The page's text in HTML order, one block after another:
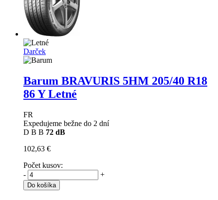
Darček
Barum BRAVURIS 5HM 205/40 R18
86 Y Letné
FR
Expedujeme bežne do 2 dní
D B B 72 dB
102,63 €
Počet kusov:
-
+
Do košíka